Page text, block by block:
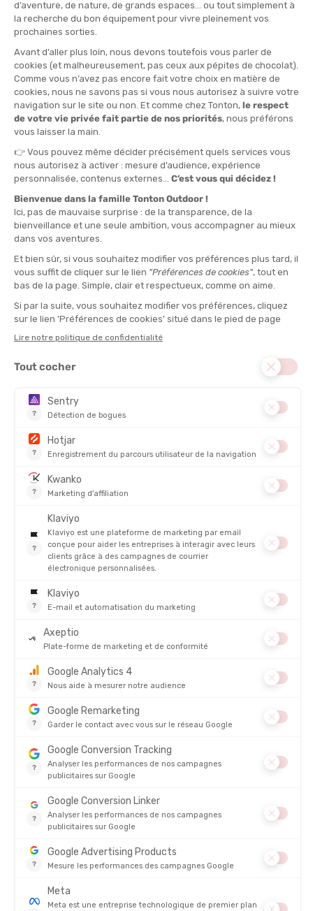
d’innover, quitte à changer complètement son fusil d’épaule.
D’abord pionnière dans lesbâtons deski, puis avant-gardiste
dans le domaine de l’
révolutionnaire dans lemonde du vélo et du VTT, et enfin
ultra-performante et technique sur le trail running, la
marque Scotta su rayonner par son inventivité ! Entre
équipementetgamme devêtementset d'accessoires,
découvrez un bout de l'histoire de la marqueScott...
L'HISTOIRE DE LA MARQUE SCOTT
Apparue en1958 aux Etats-Unis, la marque originaleScott
Sportest créée parEd Scottdans l’état de l’Idaho, près des
montagnes de Sun Valley. Alors ingénieur et féru deski, il
disponibles sur le marché pour mettre au point des
aluminium
! A peine lancés, lesbâtons de ski
fuselés Scott
sont adoptés pour leurs prouesses techniques, la marque
Mais la soif d’innovation technique d’Ed Scottne s’arrête pas là
et c’est quelques années plus tard, en1970que la marque fait
son apparition là où on ne l’attend pas… lamotocross!Scott
lance le premier masque spécialement conçu pour la
motocrosset révolutionne encore une fois le marché ! L’idée
plait et la marque devient une véritable référence dans le milieu.
Elle développe par la suite toute une
pour la discipline et
rencontre un vrai succès. Galvanisée par cet élan, elle ira même
MaisScottn’en a jamais assez et son créateur cherche encore
l’innovation qui changera la vie des sportifs… Il se tourne alors
véritable histoire d’amour de la marque prend tout son sens et
qu’elle rencontre le succès planétaire qu’on lui connaît. Grâce
aux recherches et aux études de l’ingénieur
premier guidon aérodynamique
est mis au point et utilisé par
l’américainGreg Lemond lorsqu’il gagne le Tour de France
la même année !
S’en suivent de nombreuses
innovations dans le domaine du
cyclisme, telles que les suspensions Unishock pour VTTen
premier VTT en carboneen 1995, ou encore le
Genius tout-suspenduen 2003. Plusieurs dates clefs ont
et les usagers lui accordait avec des vélos toujours plus
performants et légers. La marque s’associe à plusieurs athlètes
Nino Schultersur de nombreuses compétitions entre 2012 et
2021, etJenny Rissvedau JO de 2016 !Scott
en 2011 une gamme devélos électriques
gamme de
vêtements de cyclisme ultra-résistants
. Elle signe
Dans le même temps, à partir de
premières amours et sort d’abord une ligne devêtements
encore, le succès ne se fait pas attendre avec une innovation
de pointe : lesskis carbones, en 2009. Conçus pour le ski free-
Crusairsallient cadre en carbone et noyau en bois, ils
marque sort également sonmasque
en 2013
et son
sac à dosanti-avalanche Patrol E1, primé en 2019 !
Enfin, en guise de dernier tour d’horizon de la
marque jette son dévolu sur letrail running
premières chaussures de course pour homme et pour
chaussuresne cesse d’évoluer pour proposer des
performants et innovantspour tous les sportifs !